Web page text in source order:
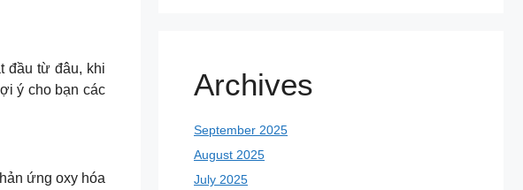
đầu từ đâu, khi
ý cho bạn các
ứng oxy hóa
Archives
September 2025
August 2025
July 2025